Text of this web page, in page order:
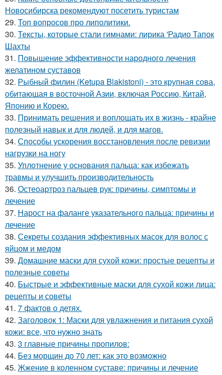
Новосибирска рекомендуют посетить туристам
29. Топ вопросов про липолитики.
30. Тексты, которые стали гимнами: лирика 'Радио Тапок
Шахты
31. Повышение эффективности народного лечения
желатином суставов
32. Рыбный филин (Ketupa Blakistoni) - это крупная сова,
обитающая в восточной Азии, включая Россию, Китай,
Японию и Корею.
33. Принимать решения и воплощать их в жизнь - крайне
полезный навык и для людей, и для магов.
34. Способы ускорения восстановления после ревизии
нагрузки на ногу
35. Уплотнение у основания пальца: как избежать
травмы и улучшить производительность
36. Остеоартроз пальцев рук: причины, симптомы и
лечение
37. Нарост на фаланге указательного пальца: причины и
лечение
38. Секреты создания эффективных масок для волос с
яйцом и медом
39. Домашние маски для сухой кожи: простые рецепты и
полезные советы
40. Быстрые и эффективные маски для сухой кожи лица:
рецепты и советы
41. 7 фактов о детях.
42. Заголовок 1: Маски для увлажнения и питания сухой
кожи: все, что нужно знать
43. 3 главные причины пропилов:
44. Без морщин до 70 лет: как это возможно
45. Жжение в коленном суставе: причины и лечение